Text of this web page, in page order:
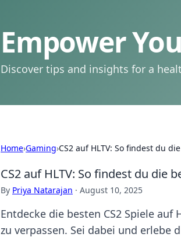
Empower
Discover tips and insights for a
Home›Gaming›CS2 auf HLTV: So findest du
CS2 auf HLTV: So findest du die
By Priya Natarajan · August 10, 2025
Entdecke die besten CS2 Spiele
zu verpassen. Sei dabei und erlebe